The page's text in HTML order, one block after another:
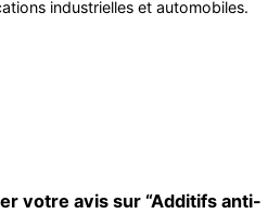
industrielles et automobiles.
votre avis sur “Additifs anti-